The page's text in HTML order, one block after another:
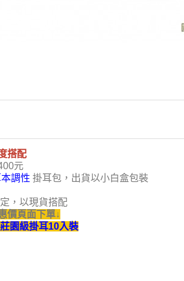
搭配
元
調性 掛耳包，出貨以小白盒包裝
，以現貨搭配
價頁面下單↓
園級掛耳10入裝